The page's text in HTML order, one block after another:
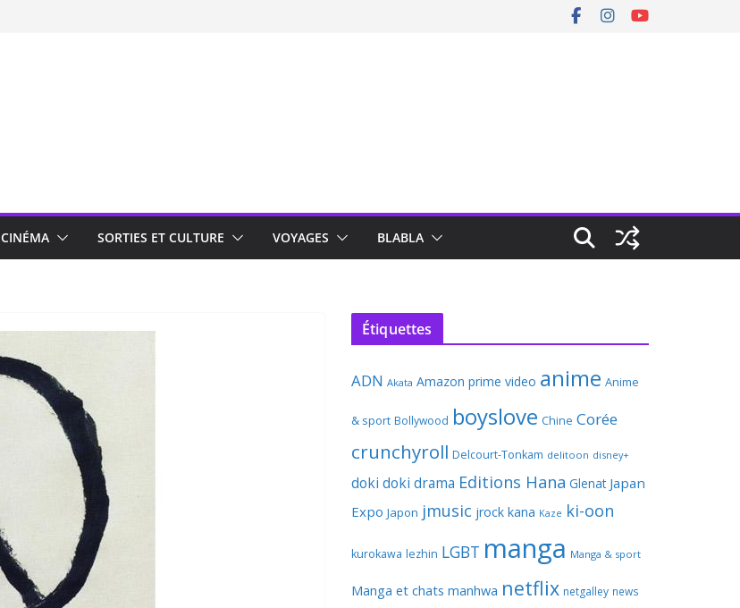
CINÉMA SORTIES ET CULTURE VOYAGES BLABLA
Étiquettes
ADN Akata Amazon prime video anime Anime
& sport Bollywood boyslove Chine Corée
crunchyroll Delcourt-Tonkam delitoon disney+
doki doki drama Editions Hana Glenat Japan
Expo Japon jmusic jrock kana Kaze ki-oon
kurokawa lezhin LGBT manga Manga & sport
Manga et chats manhwa netflix netgalley news